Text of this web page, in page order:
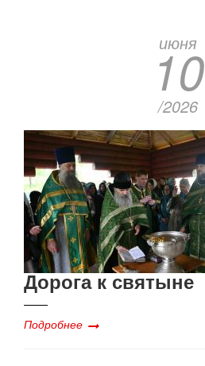
июня
10
/2026
Дорога к святыне
Подробнее